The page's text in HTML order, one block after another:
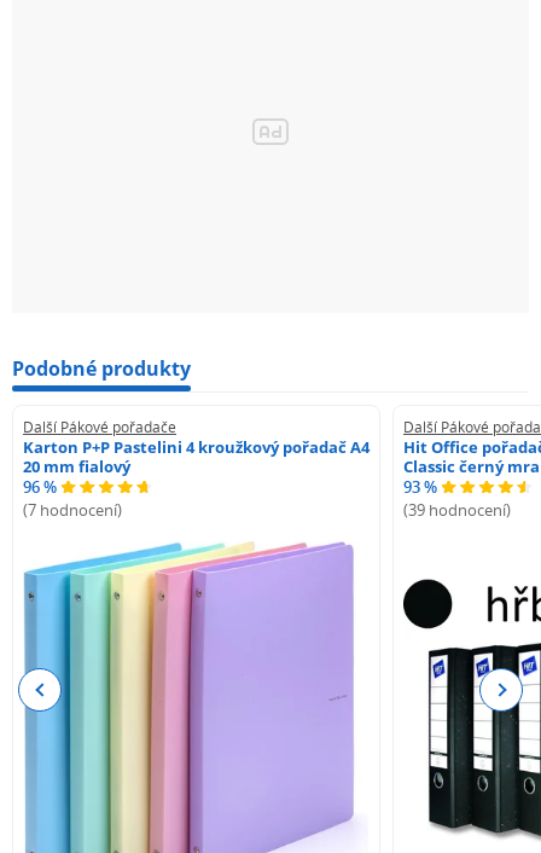
Podobné produkty
Další Pákové pořadače
Karton P+P Pastelini 4 kroužkový pořadač A4
20 mm fialový
96 %
(7 hodnocení)
Další Pákové
Hit Office
Classic černý
93 %
(39 hodnocení)
Previous Next